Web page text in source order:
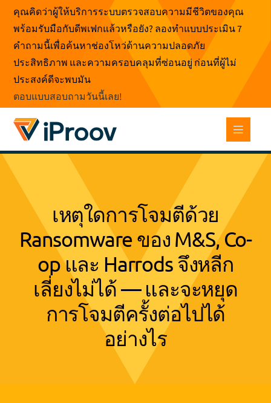
ข้าม
เนื้อหา
คุณคิดว่าผู้ให้บริการระบบตรวจสอบความมีชีวิตของคุณ
พร้อมรับมือกับดีพเฟกแล้วหรือยัง? ลองทำแบบประเมิน 7
คำถามนี้เพื่อค้นหาช่องโหว่ด้านความปลอดภัย
ประสิทธิภาพ และความครอบคลุมที่ซ่อนอยู่ ก่อนที่ผู้ไม่
ประสงค์ดีจะพบมัน
ตอบแบบสอบถามวันนี้เลย!
เหตุใดการโจมตีด้วย
Ransomware ของ M&S, Co-
op และ Harrods จึงหลีก
เลี่ยงไม่ได้ — และจะหยุด
การโจมตีครั้งต่อไปได้
อย่างไร